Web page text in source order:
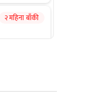
२ महिना बाँकी